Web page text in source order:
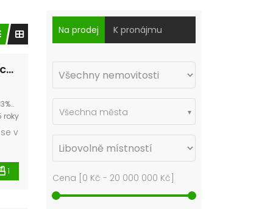
PRONAJATO – Pronájem bytu 4+kk 82 m² Vochov, okres Plzeň-sever
roky
v
1
Na prodej K pronájmu
Všechna města
Cena [ 0 Kč - 20 000 000 Kč